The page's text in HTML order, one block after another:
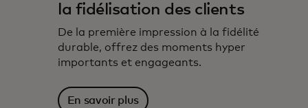
la fidélisation des clients
De la première impression à la fidélité
durable, offrez des moments hyper
importants et engageants.
En savoir plus